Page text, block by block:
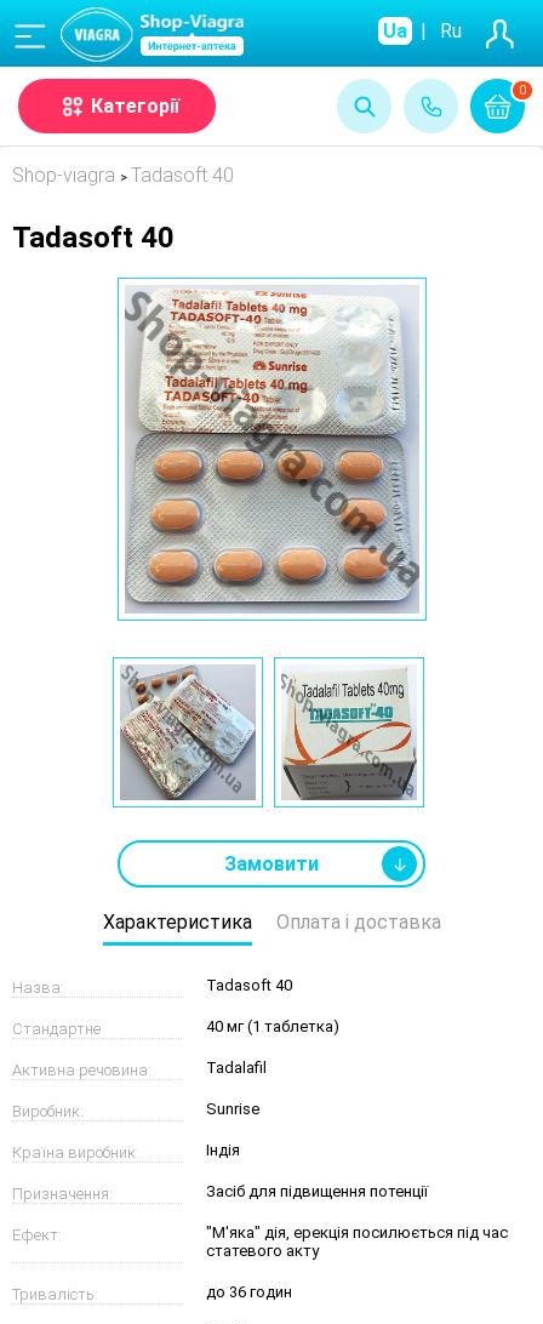
0
(068) Ua | Ru
Категорії
Shop-viagra > Tadasoft 40
Tadasoft 40
Характеристика Оплата і доставка
Замовити
Назва: Tadasoft 40
Стандартне 40 мг (1 таблетка)
Активна речовина: Tadalafil
Виробник: Sunrise
Країна виробник: Індія
Призначення: Засіб для підвищення потенції
Ефект:
"М'яка" дія, ерекція посилюється під час
статевого акту
Тривалість: до 36 годин